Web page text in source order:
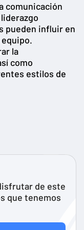
comunicación
pueden influir en
la
como
estilos de
de este
que tenemos